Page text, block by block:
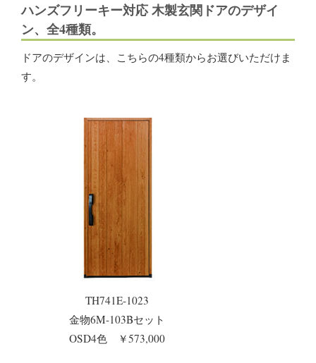
ハンズフリーキー対応 木製玄関ドアのデザイ
ン、全4種類。
ドアのデザインは、こちらの4種類からお選びいただけま
す。
TH741E-1023
金物6M-103Bセット
OSD4色 ￥573,000